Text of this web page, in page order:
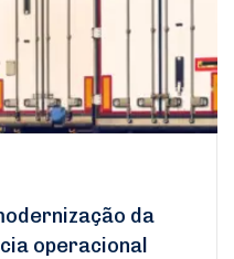
da
operacional